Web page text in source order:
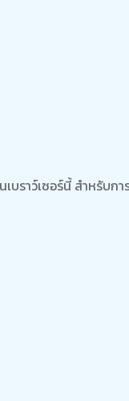
บราว์เซอร์นี้ สำหรับก